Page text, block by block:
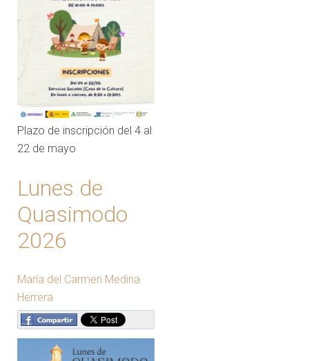
Plazo de inscripción del 4 al
22 de mayo
Lunes de
Quasimodo
2026
María del Carmen Medina
Herrera